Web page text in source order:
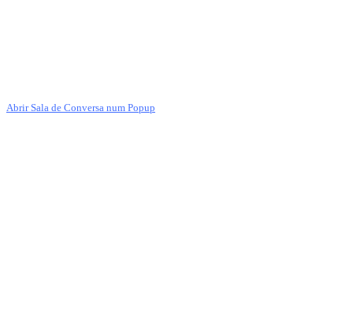
Abrir Sala de Conversa num Popup